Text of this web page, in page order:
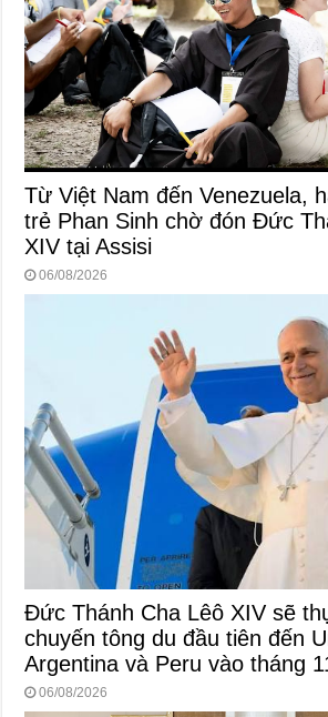
Từ Việt Nam đến Venezuela,
trẻ Phan Sinh chờ đón Đức
XIV tại Assisi
06/08/2026
Đức Thánh Cha Lêô XIV sẽ
chuyến tông du đầu tiên đến
Argentina và Peru vào tháng
06/08/2026